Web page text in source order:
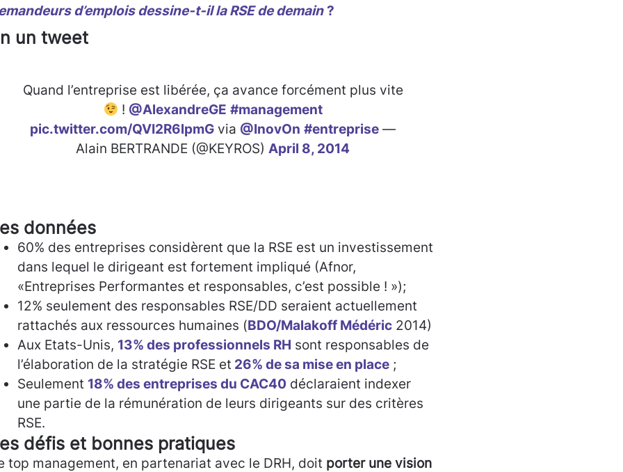
d’emplois dessine-t-il la RSE de demain ?
un tweet
Quand l’entreprise est libérée, ça avance forcément plus vite
! @AlexandreGE #management
pic.twitter.com/QVI2R6lpmG via @InovOn #entreprise —
Alain BERTRANDE (@KEYROS) April 8, 2014
données
60% des entreprises considèrent que la RSE est un investissement
dans lequel le dirigeant est fortement impliqué (Afnor,
«Entreprises Performantes et responsables, c’est possible ! »);
12% seulement des responsables RSE/DD seraient actuellement
rattachés aux ressources humaines (BDO/Malakoff Médéric 2014)
Aux Etats-Unis, 13% des professionnels RH sont responsables de
l’élaboration de la stratégie RSE et 26% de sa mise en place ;
Seulement 18% des entreprises du CAC40 déclaraient indexer
une partie de la rémunération de leurs dirigeants sur des critères
RSE.
défis et bonnes pratiques
top management, en partenariat avec le DRH, doit porter une vision